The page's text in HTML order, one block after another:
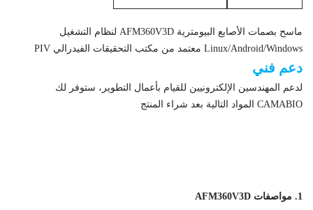
ماسح بصمات الأصابع البيومترية AFM360V3D لنظام التشغيل
Linux/Android/Windows معتمد من مكتب التحقيقات الفيدرالي PIV
دعم فني
لدعم المهندسين الإلكترونيين للقيام بأعمال التطوير، ستوفر لك
CAMABIO المواد التالية بعد شراء المنتج
1. مواصفات AFM360V3D